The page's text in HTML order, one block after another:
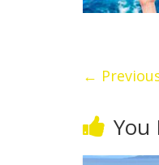
←
You